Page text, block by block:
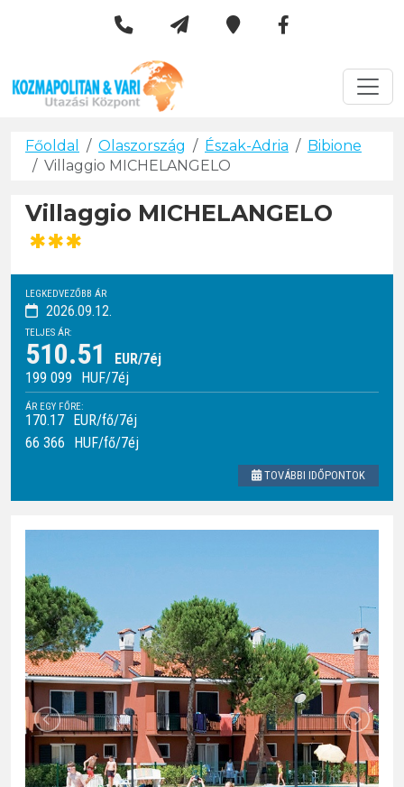
Kozmapolitan & Vári Utazási
Főoldal Olaszország Észak-Adria
Bibione
Villaggio MICHELANGELO
Villaggio MICHELANGELO
***
LEGKEDVEZŐBB ÁR
2026.09.12.
TELJES ÁR:
510.51
EUR/7éj
199 099
HUF/7éj
ÁR EGY FŐRE:
170.17 EUR/fő/7éj
66 366
HUF/fő/7éj
TOVÁBBI IDŐPONTOK